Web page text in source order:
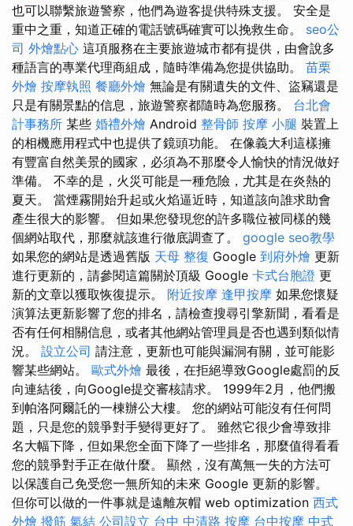
也可以聯繫旅遊警察，他們為遊客提供特殊支援。 安全是
重中之重，知道正確的電話號碼確實可以挽救生命。 seo公
司 外燴點心 這項服務在主要旅遊城市都有提供，由會說多
種語言的專業代理商組成，隨時準備為您提供協助。 苗栗
外燴 按摩執照 餐廳外燴 無論是有關遺失的文件、盜竊還是
只是有關景點的信息，旅遊警察都隨時為您服務。 台北會
計事務所 某些 婚禮外燴 Android 整骨師 按摩 小腿 裝置上
的相機應用程式中也提供了鏡頭功能。 在像義大利這樣擁
有豐富自然美景的國家，必須為不那麼令人愉快的情況做好
準備。 不幸的是，火災可能是一種危險，尤其是在炎熱的
夏天。 當煙霧開始升起或火焰逼近時，知道該向誰求助會
產生很大的影響。 但如果您發現您的許多職位被同樣的幾
個網站取代，那麼就該進行徹底調查了。 google seo教學
如果您的網站是透過舊版 天母 整復 Google 到府外燴 更新
進行更新的，請參閱這篇關於頂級 Google 卡式台胞證 更
新的文章以獲取恢復提示。 附近按摩 逢甲按摩 如果您懷疑
演算法更新影響了您的排名，請檢查搜尋引擎新聞，看看是
否有任何相關信息，或者其他網站管理員是否也遇到類似情
況。 設立公司 請注意，更新也可能與漏洞有關，並可能影
響某些網站。 歐式外燴 最後，在拒絕導致Google處罰的反
向連結後，向Google提交審核請求。 1999年2月，他們搬
到帕洛阿爾託的一棟辦公大樓。 您的網站可能沒有任何問
題，只是您的競爭對手變得更好了。 雖然它很少會導致排
名大幅下降，但如果您全面下降了一些排名，那麼值得看看
您的競爭對手正在做什麼。 顯然，沒有萬無一失的方法可
以保護自己免受您一無所知的未來 Google 更新的影響。
但你可以做的一件事就是遠離灰帽 web optimization 西式
外燴 撥筋 氣結 公司設立 台中 中清路 按摩 台中按摩 中式